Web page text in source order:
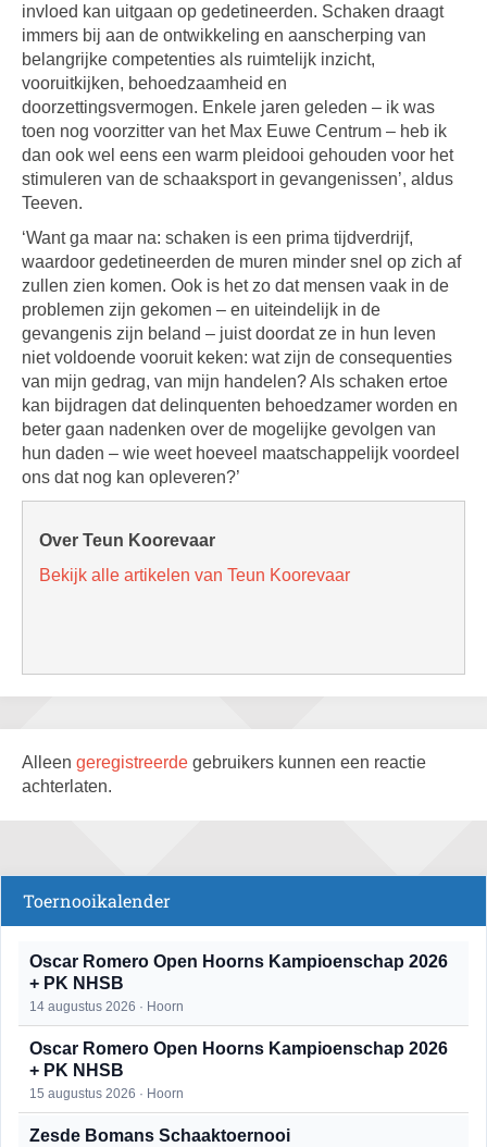
invloed kan uitgaan op gedetineerden. Schaken draagt
immers bij aan de ontwikkeling en aanscherping van
belangrijke competenties als ruimtelijk inzicht,
vooruitkijken, behoedzaamheid en
doorzettingsvermogen. Enkele jaren geleden – ik was
toen nog voorzitter van het Max Euwe Centrum – heb ik
dan ook wel eens een warm pleidooi gehouden voor het
stimuleren van de schaaksport in gevangenissen’, aldus
Teeven.
‘Want ga maar na: schaken is een prima tijdverdrijf,
waardoor gedetineerden de muren minder snel op zich af
zullen zien komen. Ook is het zo dat mensen vaak in de
problemen zijn gekomen – en uiteindelijk in de
gevangenis zijn beland – juist doordat ze in hun leven
niet voldoende vooruit keken: wat zijn de consequenties
van mijn gedrag, van mijn handelen? Als schaken ertoe
kan bijdragen dat delinquenten behoedzamer worden en
beter gaan nadenken over de mogelijke gevolgen van
hun daden – wie weet hoeveel maatschappelijk voordeel
ons dat nog kan opleveren?’
Over Teun Koorevaar
Bekijk alle artikelen van Teun Koorevaar
Alleen geregistreerde gebruikers kunnen een reactie
achterlaten.
Toernooikalender
Oscar Romero Open Hoorns Kampioenschap 2026
+ PK NHSB
14 augustus 2026 · Hoorn
Oscar Romero Open Hoorns Kampioenschap 2026
+ PK NHSB
15 augustus 2026 · Hoorn
Zesde Bomans Schaaktoernooi